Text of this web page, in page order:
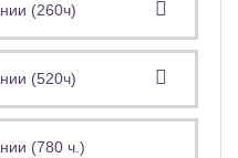
(260ч)
(520ч)
(780 ч.)